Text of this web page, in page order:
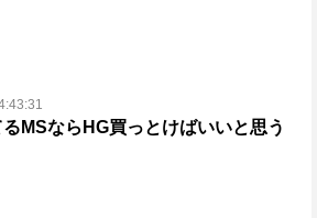
MSならHG買っとけばいいと思う